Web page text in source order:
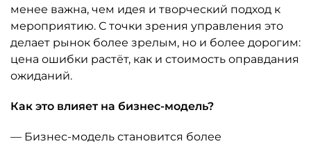
менее важна, чем идея и творческий подход к
мероприятию. С точки зрения управления это
делает рынок более зрелым, но и более дорогим:
цена ошибки растёт, как и стоимость оправдания
ожиданий.
Как это влияет на бизнес-модель?
— Бизнес-модель становится более